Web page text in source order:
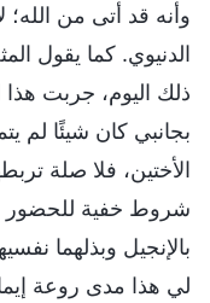
وأنه قد أتى من الله؛
الدنيوي. كما يقول
ذلك اليوم، جربت
بجانبي كان شيئًا لم
الأختين، فلا صلة
شروط خفية للحضور
بالإنجيل وبذلهما
لي هذا مدى روعة